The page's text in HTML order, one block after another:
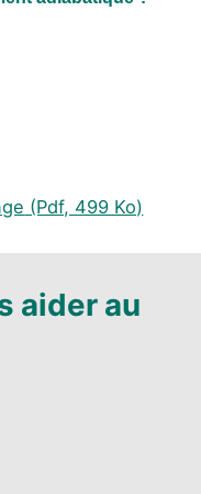
(Pdf, 499 Ko)
aider au